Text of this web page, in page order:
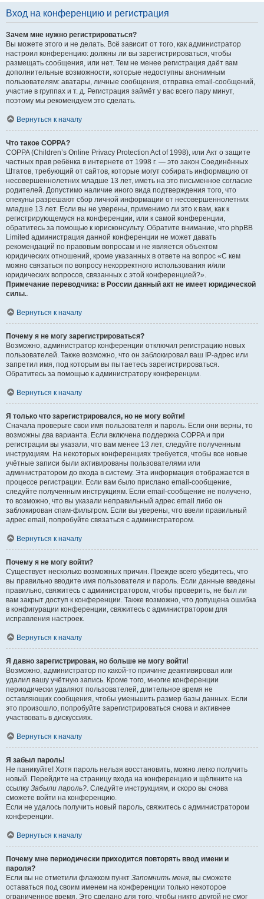
Вход на конференцию и регистрация
Зачем мне нужно регистрироваться?
Вы можете этого и не делать. Всё зависит от того, как администратор
настроил конференцию: должны ли вы зарегистрироваться, чтобы
размещать сообщения, или нет. Тем не менее регистрация даёт вам
дополнительные возможности, которые недоступны анонимным
пользователям: аватары, личные сообщения, отправка email-сообщений,
участие в группах и т. д. Регистрация займёт у вас всего пару минут,
поэтому мы рекомендуем это сделать.
Вернуться к началу
Что такое COPPA?
COPPA (Children’s Online Privacy Protection Act of 1998), или Акт о защите
частных прав ребёнка в интернете от 1998 г. — это закон Соединённых
Штатов, требующий от сайтов, которые могут собирать информацию от
несовершеннолетних младше 13 лет, иметь на это письменное согласие
родителей. Допустимо наличие иного вида подтверждения того, что
опекуны разрешают сбор личной информации от несовершеннолетних
младше 13 лет. Если вы не уверены, применимо ли это к вам, как к
регистрирующемуся на конференции, или к самой конференции,
обратитесь за помощью к юрисконсульту. Обратите внимание, что phpBB
Limited администрация данной конференции не может давать
рекомендаций по правовым вопросам и не является объектом
юридических отношений, кроме указанных в ответе на вопрос «С кем
можно связаться по вопросу некорректного использования и/или
юридических вопросов, связанных с этой конференцией?».
Примечание переводчика: в России данный акт не имеет юридической
силы..
Вернуться к началу
Почему я не могу зарегистрироваться?
Возможно, администратор конференции отключил регистрацию новых
пользователей. Также возможно, что он заблокировал ваш IP-адрес или
запретил имя, под которым вы пытаетесь зарегистрироваться.
Обратитесь за помощью к администратору конференции.
Вернуться к началу
Я только что зарегистрировался, но не могу войти!
Сначала проверьте свои имя пользователя и пароль. Если они верны, то
возможны два варианта. Если включена поддержка COPPA и при
регистрации вы указали, что вам менее 13 лет, следуйте полученным
инструкциям. На некоторых конференциях требуется, чтобы все новые
учётные записи были активированы пользователями или
администратором до входа в систему. Эта информация отображается в
процессе регистрации. Если вам было прислано email-сообщение,
следуйте полученным инструкциям. Если email-сообщение не получено,
то возможно, что вы указали неправильный адрес email либо он
заблокирован спам-фильтром. Если вы уверены, что ввели правильный
адрес email, попробуйте связаться с администратором.
Вернуться к началу
Почему я не могу войти?
Существует несколько возможных причин. Прежде всего убедитесь, что
вы правильно вводите имя пользователя и пароль. Если данные введены
правильно, свяжитесь с администратором, чтобы проверить, не был ли
вам закрыт доступ к конференции. Также возможно, что допущена ошибка
в конфигурации конференции, свяжитесь с администратором для
исправления настроек.
Вернуться к началу
Я давно зарегистрирован, но больше не могу войти!
Возможно, администратор по какой-то причине деактивировал или
удалил вашу учётную запись. Кроме того, многие конференции
периодически удаляют пользователей, длительное время не
оставляющих сообщения, чтобы уменьшить размер базы данных. Если
это произошло, попробуйте зарегистрироваться снова и активнее
участвовать в дискуссиях.
Вернуться к началу
Я забыл пароль!
Не паникуйте! Хотя пароль нельзя восстановить, можно легко получить
новый. Перейдите на страницу входа на конференцию и щёлкните на
ссылку Забыли пароль?. Следуйте инструкциям, и скоро вы снова
сможете войти на конференцию.
Если не удалось получить новый пароль, свяжитесь с администратором
конференции.
Вернуться к началу
Почему мне периодически приходится повторять ввод имени и
пароля?
Если вы не отметили флажком пункт Запомнить меня, вы сможете
оставаться под своим именем на конференции только некоторое
ограниченное время. Это сделано для того, чтобы никто другой не смог